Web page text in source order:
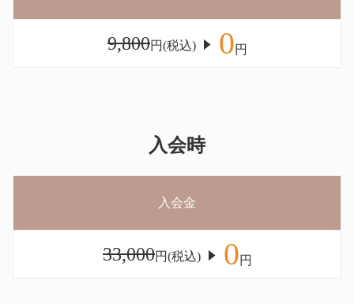
9,800円(税込) 0円
入会時
入会金
33,000円(税込) 0円